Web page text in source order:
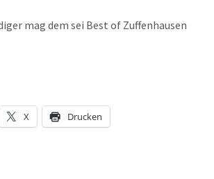
mag dem sei Best of Zuffenhausen
X Drucken